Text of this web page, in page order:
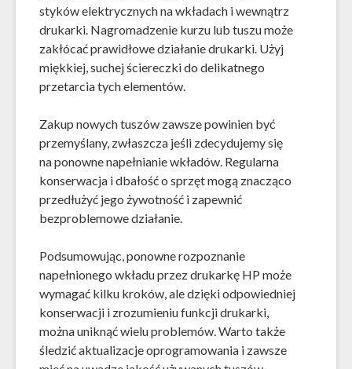
styków elektrycznych na wkładach i wewnątrz
drukarki. Nagromadzenie kurzu lub tuszu może
zakłócać prawidłowe działanie drukarki. Użyj
miękkiej, suchej ściereczki do delikatnego
przetarcia tych elementów.
Zakup nowych tuszów zawsze powinien być
przemyślany, zwłaszcza jeśli zdecydujemy się
na ponowne napełnianie wkładów. Regularna
konserwacja i dbałość o sprzęt mogą znacząco
przedłużyć jego żywotność i zapewnić
bezproblemowe działanie.
Podsumowując, ponowne rozpoznanie
napełnionego wkładu przez drukarkę HP może
wymagać kilku kroków, ale dzięki odpowiedniej
konserwacji i zrozumieniu funkcji drukarki,
można uniknąć wielu problemów. Warto także
śledzić aktualizacje oprogramowania i zawsze